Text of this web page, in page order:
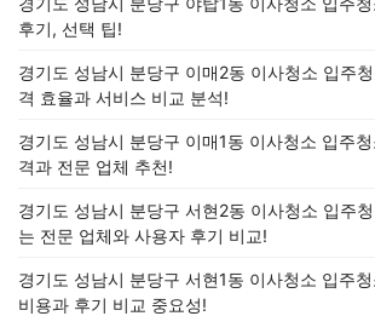
후기, 선택 팁!
경기도 성남시 분당구 이매2동 이사청소 입주
격 효율과 서비스 비교 분석!
경기도 성남시 분당구 이매1동 이사청소 입주
격과 전문 업체 추천!
경기도 성남시 분당구 서현2동 이사청소 입주
는 전문 업체와 사용자 후기 비교!
경기도 성남시 분당구 서현1동 이사청소 입주
비용과 후기 비교 중요성!